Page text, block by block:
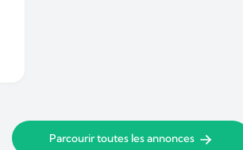
Parcourir toutes les annonces